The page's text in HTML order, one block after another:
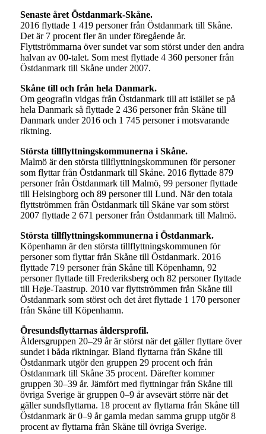
Senaste året Östdanmark-Skåne.
2016 flyttade 1 419 personer från Östdanmark till Skåne.
Det är 7 procent fler än under föregående år.
Flyttströmmarna över sundet var som störst under den andra
halvan av 00-talet. Som mest flyttade 4 360 personer från
Östdanmark till Skåne under 2007.
Skåne till och från hela Danmark.
Om geografin vidgas från Östdanmark till att istället se på
hela Danmark så flyttade 2 436 personer från Skåne till
Danmark under 2016 och 1 745 personer i motsvarande
riktning.
Största tillflyttningskommunerna i Skåne.
Malmö är den största tillflyttningskommunen för personer
som flyttar från Östdanmark till Skåne. 2016 flyttade 879
personer från Östdanmark till Malmö, 99 personer flyttade
till Helsingborg och 89 personer till Lund. När den totala
flyttströmmen från Östdanmark till Skåne var som störst
2007 flyttade 2 671 personer från Östdanmark till Malmö.
Största tillflyttningskommunerna i Östdanmark.
Köpenhamn är den största tillflyttningskommunen för
personer som flyttar från Skåne till Östdanmark. 2016
flyttade 719 personer från Skåne till Köpenhamn, 92
personer flyttade till Frederiksberg och 82 personer flyttade
till Høje-Taastrup. 2010 var flyttströmmen från Skåne till
Östdanmark som störst och det året flyttade 1 170 personer
från Skåne till Köpenhamn.
Öresundsflyttarnas åldersprofil.
Åldersgruppen 20–29 år är störst när det gäller flyttare över
sundet i båda riktningar. Bland flyttarna från Skåne till
Östdanmark utgör den gruppen 29 procent och från
Östdanmark till Skåne 35 procent. Därefter kommer
gruppen 30–39 år. Jämfört med flyttningar från Skåne till
övriga Sverige är gruppen 0–9 år avsevärt större när det
gäller sundsflyttarna. 18 procent av flyttarna från Skåne till
Östdanmark är 0–9 år gamla medan samma grupp utgör 8
procent av flyttarna från Skåne till övriga Sverige.